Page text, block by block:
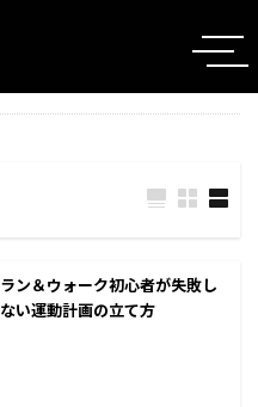
ラン＆ウォーク初心者が失敗し
ない運動計画の立て方